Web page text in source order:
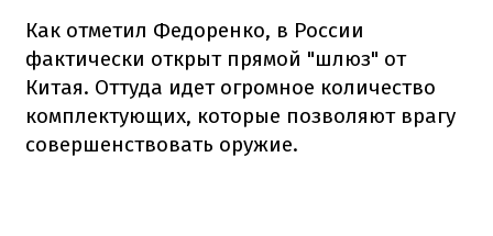
Как отметил Федоренко, в России
фактически открыт прямой "шлюз" от
Китая. Оттуда идет огромное количество
комплектующих, которые позволяют врагу
совершенствовать оружие.